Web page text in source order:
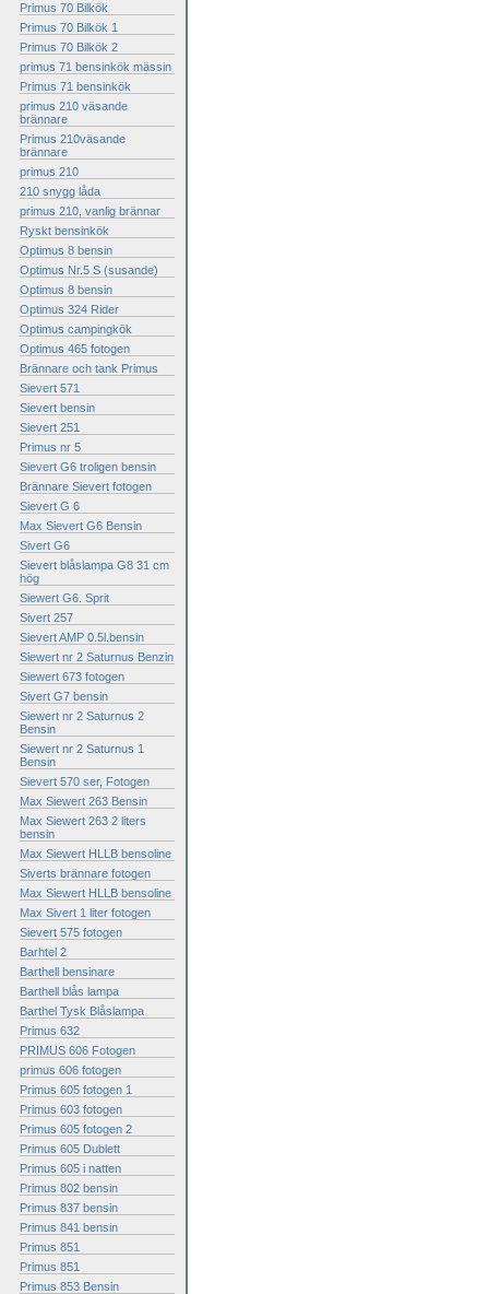
Primus 70 Bilkök
Primus 70 Bilkök 1
Primus 70 Bilkök 2
primus 71 bensinkök mässin
Primus 71 bensinkök
primus 210 väsande
brännare
Primus 210väsande
brännare
primus 210
210 snygg låda
primus 210, vanlig brännar
Ryskt bensinkök
Optimus 8 bensin
Optimus Nr.5 S (susande)
Optimus 8 bensin
Optimus 324 Rider
Optimus campingkök
Optimus 465 fotogen
Brännare och tank Primus
Sievert 571
Sievert bensin
Sievert 251
Primus nr 5
Sievert G6 troligen bensin
Brännare Sievert fotogen
Sievert G 6
Max Sievert G6 Bensin
Sivert G6
Sievert blåslampa G8 31 cm
hög
Siewert G6. Sprit
Sivert 257
Sievert AMP 0.5l.bensin
Siewert nr 2 Saturnus Benzin
Siewert 673 fotogen
Sivert G7 bensin
Siewert nr 2 Saturnus 2
Bensin
Siewert nr 2 Saturnus 1
Bensin
Sievert 570 ser, Fotogen
Max Siewert 263 Bensin
Max Siewert 263 2 liters
bensin
Max Siewert HLLB bensoline
Siverts brännare fotogen
Max Siewert HLLB bensoline
Max Sivert 1 liter fotogen
Sievert 575 fotogen
Barhtel 2
Barthell bensinare
Barthell blås lampa
Barthel Tysk Blåslampa
Primus 632
PRIMUS 606 Fotogen
primus 606 fotogen
Primus 605 fotogen 1
Primus 603 fotogen
Primus 605 fotogen 2
Primus 605 Dublett
Primus 605 i natten
Primus 802 bensin
Primus 837 bensin
Primus 841 bensin
Primus 851
Primus 851
Primus 853 Bensin